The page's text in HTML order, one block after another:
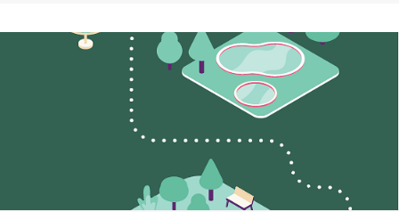
kandidaturen ten laatste op 9 juni.